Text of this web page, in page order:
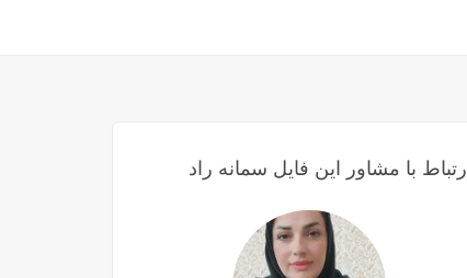
ارتباط با مشاور این فایل سمانه راد